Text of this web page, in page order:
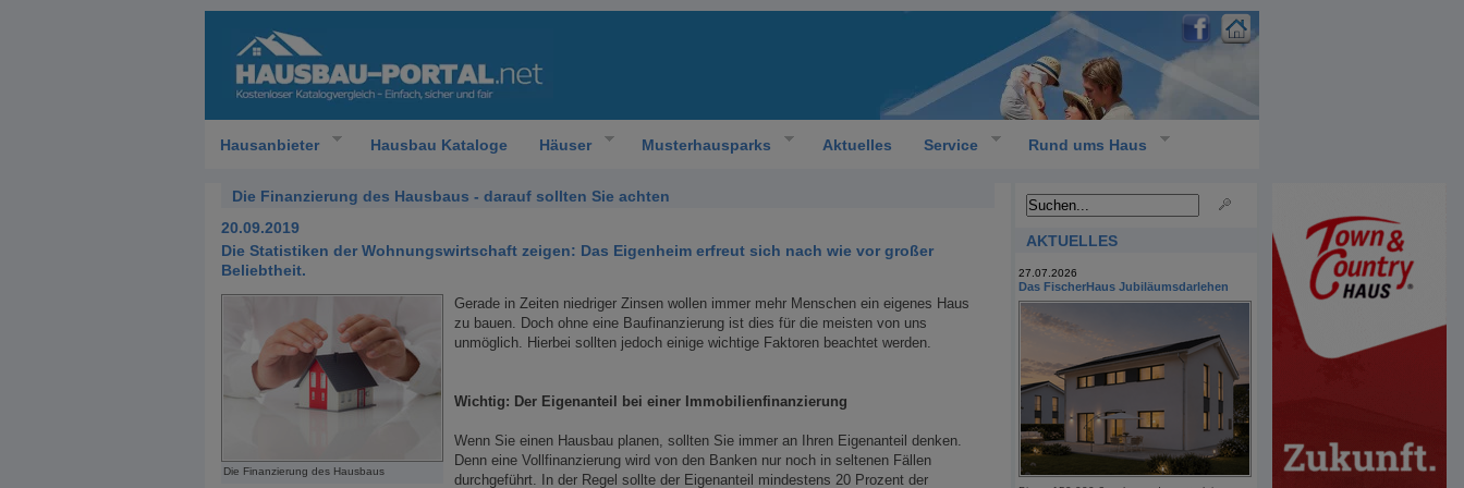
Hausanbieter Hausbau Kataloge Häuser Musterhausparks Aktuelles Service Rund ums Haus
Die Finanzierung des Hausbaus - darauf sollten Sie achten
20.09.2019
Die Statistiken der Wohnungswirtschaft zeigen: Das Eigenheim erfreut sich nach wie vor großer
Beliebtheit.
Die Finanzierung des Hausbaus
Gerade in Zeiten niedriger Zinsen wollen immer mehr Menschen ein eigenes Haus
zu bauen. Doch ohne eine Baufinanzierung ist dies für die meisten von uns
unmöglich. Hierbei sollten jedoch einige wichtige Faktoren beachtet werden.
Wichtig: Der Eigenanteil bei einer Immobilienfinanzierung
Wenn Sie einen Hausbau planen, sollten Sie immer an Ihren Eigenanteil denken.
Denn eine Vollfinanzierung wird von den Banken nur noch in seltenen Fällen
durchgeführt. In der Regel sollte der Eigenanteil mindestens 20 Prozent der
AKTUELLES
27.07.2026
Das FischerHaus Jubiläumsdarlehen